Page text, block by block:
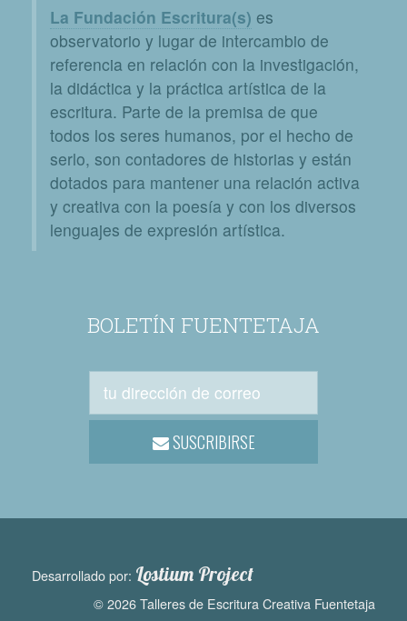
La Fundación Escritura(s) es
observatorio y lugar de intercambio de
referencia en relación con la investigación,
la didáctica y la práctica artística de la
escritura. Parte de la premisa de que
todos los seres humanos, por el hecho de
serlo, son contadores de historias y están
dotados para mantener una relación activa
y creativa con la poesía y con los diversos
lenguajes de expresión artística.
BOLETÍN FUENTETAJA
SUSCRIBIRSE
Desarrollado por: Lostium Project
© 2026 Talleres de Escritura Creativa Fuentetaja